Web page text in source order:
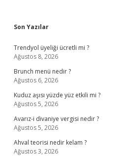
Sidebar
Son Yazılar
Trendyol üyeliği ücretli mi ?
Ağustos 8, 2026
Brunch menü nedir ?
Ağustos 6, 2026
Kuduz aşısı yüzde yüz etkili mi ?
Ağustos 5, 2026
Avarız-i divaniye vergisi nedir ?
Ağustos 5, 2026
Ahval teorisi nedir kelam ?
Ağustos 3, 2026